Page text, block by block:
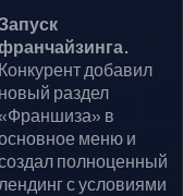
Конкурент добавил
новый раздел
в
меню и
полноценный
с условиями